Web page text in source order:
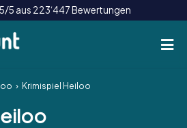
5 aus 223‘447 Bewertungen
Krimispiel Heiloo